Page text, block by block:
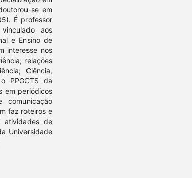
se em
É professor
aos
e Ensino de
interesse nos
relações
Ciência,
PPGCTS da
em periódicos
comunicação
faz roteiros e
atividades de
Universidade